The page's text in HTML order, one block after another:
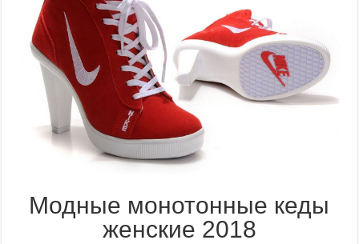
Модные монотонные кеды
женские 2018